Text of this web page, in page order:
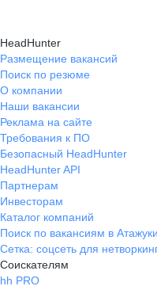
HeadHunter
Размещение вакансий
Поиск по резюме
О компании
Наши вакансии
Реклама на сайте
Требования к ПО
Безопасный HeadHunter
HeadHunter API
Партнерам
Инвесторам
Каталог компаний
Поиск по вакансиям в
Сетка: соцсеть для
Соискателям
hh PRO